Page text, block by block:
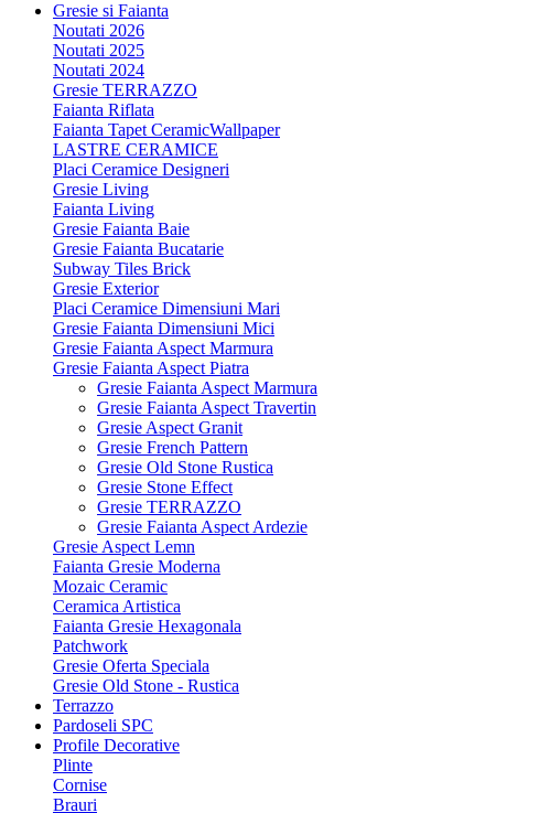
Gresie si Faianta
Noutati 2026
Noutati 2025
Noutati 2024
Gresie TERRAZZO
Faianta Riflata
Faianta Tapet CeramicWallpaper
LASTRE CERAMICE
Placi Ceramice Designeri
Gresie Living
Faianta Living
Gresie Faianta Baie
Gresie Faianta Bucatarie
Subway Tiles Brick
Gresie Exterior
Placi Ceramice Dimensiuni Mari
Gresie Faianta Dimensiuni Mici
Gresie Faianta Aspect Marmura
Gresie Faianta Aspect Piatra
Gresie Faianta Aspect Marmura
Gresie Faianta Aspect Travertin
Gresie Aspect Granit
Gresie French Pattern
Gresie Old Stone Rustica
Gresie Stone Effect
Gresie TERRAZZO
Gresie Faianta Aspect Ardezie
Gresie Aspect Lemn
Faianta Gresie Moderna
Mozaic Ceramic
Ceramica Artistica
Faianta Gresie Hexagonala
Patchwork
Gresie Oferta Speciala
Gresie Old Stone - Rustica
Terrazzo
Pardoseli SPC
Profile Decorative
Plinte
Cornise
Brauri